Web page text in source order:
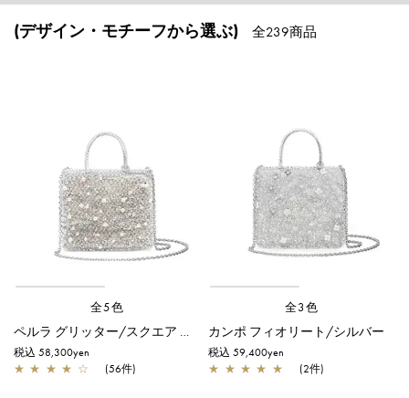
(デザイン・モチーフから選ぶ) 全239商品
全5色
ペルラ グリッター/スクエア スモール/シルバー
税込 58,300yen
★ ★ ★ ★ ☆ (56件)
全3色
カンポ フィオリート/シルバー
税込 59,400yen
★ ★ ★ ★ ★ (2件)